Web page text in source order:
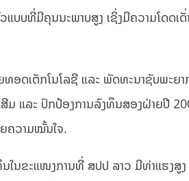
ບທີ່ມີຄຸນນະພາບສູງ ເຊິ່ງມີຄວາມໂດດ
ເຕັກໂນໂລຊີ ແລະ ພັດທະນາຊັບພະຍ
ມ ແລະ ປົກປ້ອງການລົງທຶນສອງຝ່າຍປີ
ຄວາມໝັ້ນໃຈ.
ຂະແໜງການທີ່ ສປປ ລາວ ມີທ່າແຮງສູ